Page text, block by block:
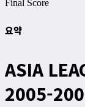
Final Score
요약
ASIA
2005-